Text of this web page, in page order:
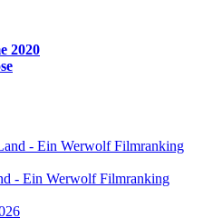
2020
- Ein Werwolf Filmranking